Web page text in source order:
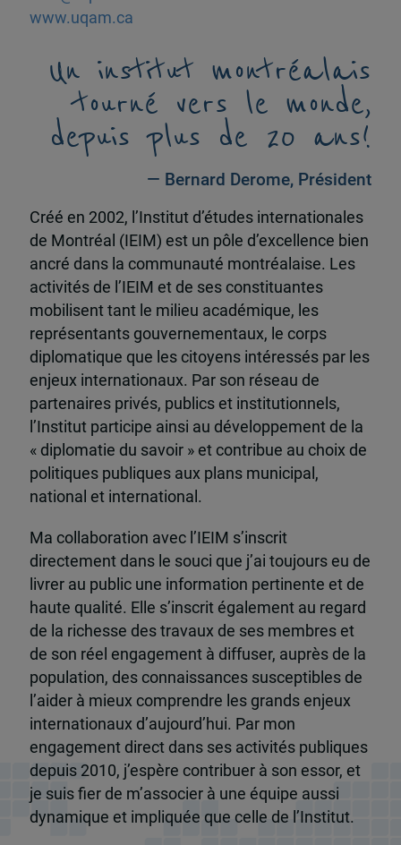
www.uqam.ca
Un institut montréalais
tourné vers le monde,
depuis plus de 20 ans!
— Bernard Derome, Président
Créé en 2002, l’Institut d’études internationales
de Montréal (IEIM) est un pôle d’excellence bien
ancré dans la communauté montréalaise. Les
activités de l’IEIM et de ses constituantes
mobilisent tant le milieu académique, les
représentants gouvernementaux, le corps
diplomatique que les citoyens intéressés par les
enjeux internationaux. Par son réseau de
partenaires privés, publics et institutionnels,
l’Institut participe ainsi au développement de la
« diplomatie du savoir » et contribue au choix de
politiques publiques aux plans municipal,
national et international.
Ma collaboration avec l’IEIM s’inscrit
directement dans le souci que j’ai toujours eu de
livrer au public une information pertinente et de
haute qualité. Elle s’inscrit également au regard
de la richesse des travaux de ses membres et
de son réel engagement à diffuser, auprès de la
population, des connaissances susceptibles de
l’aider à mieux comprendre les grands enjeux
internationaux d’aujourd’hui. Par mon
engagement direct dans ses activités publiques
depuis 2010, j’espère contribuer à son essor, et
je suis fier de m’associer à une équipe aussi
dynamique et impliquée que celle de l’Institut.